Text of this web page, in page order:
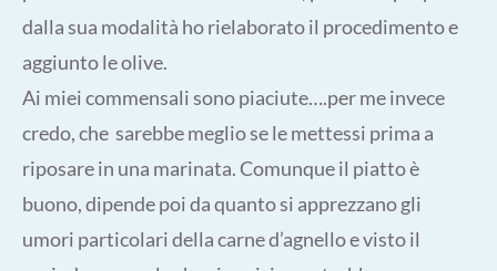
dalla sua modalità ho rielaborato il procedimento e
aggiunto le olive.
Ai miei commensali sono piaciute….per me invece
credo, che sarebbe meglio se le mettessi prima a
riposare in una marinata. Comunque il piatto è
buono, dipende poi da quanto si apprezzano gli
umori particolari della carne d’agnello e visto il